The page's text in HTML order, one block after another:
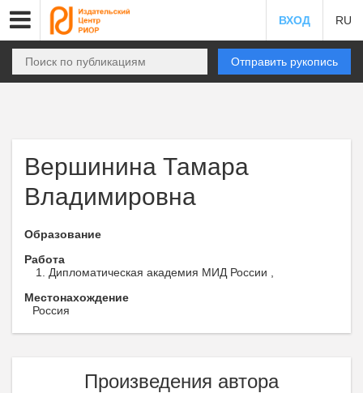
ВХОД RU
Отправить рукопись
Вершинина Тамара
Владимировна
Образование
Работа
Дипломатическая академия МИД России ,
Местонахождение
Россия
Произведения автора